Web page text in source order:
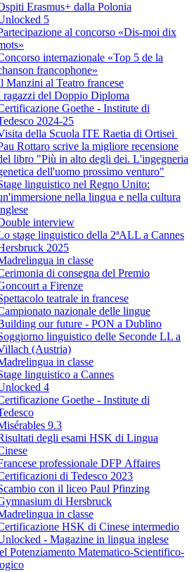
Erasmus+ dalla Polonia
5
al concorso «Dis-moi dix
internazionale «Top 5 de la
francophone»
Manzini al Teatro francese
ragazzi del Doppio Diploma
Goethe - Institute di
2024-25
della Scuola ITE Raetia di Ortisei
Rottaro scrive la migliore recensione
libro "Più in alto degli dei. L'ingegneria
dell'uomo prossimo venturo"
linguistico nel Regno Unito:
nella lingua e nella cultura
interview
stage linguistico della 2ªALL a Cannes
2025
in classe
di consegna del Premio
a Firenze
teatrale in francese
nazionale delle lingue
our future - PON a Dublino
linguistico delle Seconde LL a
(Austria)
in classe
linguistico a Cannes
4
Goethe - Institute di
9.3
degli esami HSK di Lingua
professionale DFP Affaires
di Tedesco 2023
con il liceo Paul Pfinzing
di Hersbruck
in classe
HSK di Cinese intermedio
- Magazine in lingua inglese
Potenziamento Matematico-Scientifico-